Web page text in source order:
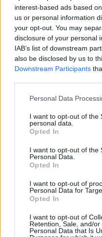
interest-based ads based
us or personal information
your opt-out. You may
disclosure of your personal
IAB’s list of downstream
also be disclosed by us to
Downstream Participants
Personal Data
I want to opt-out of the
personal data.
Opted In
I want to opt-out of the
Personal Data.
Opted In
I want to opt-out of
Personal Data for
Opted In
I want to opt-out of
Retention, Sale, and/
Personal Data that Is
Schauspieler/in
Matilda De Angelis
Uhrzeit
Sparte
Dracula - Die
Luc Bessons